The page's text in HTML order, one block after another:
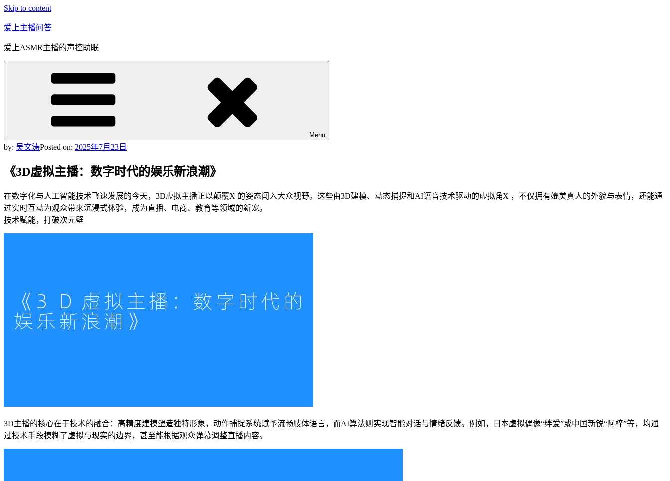
Skip to content
爱上主播问答
爱上ASMR主播的声控助眠
Menu
by: 吴文涛Posted on: 2025年7月23日
《3D虚拟主播：数字时代的娱乐新浪潮》
在数字化与人工智能技术飞速发展的今天，3D虚拟主播正以颠覆X 的姿态闯入大众视野。这些由3D建模、动态捕捉和AI语音技术驱动的虚拟角X ，不仅拥有媲美真人的外貌与表情，还能通
过实时互动为观众带来沉浸式体验，成为直播、电商、教育等领域的新宠。
技术赋能，打破次元壁
3D主播的核心在于技术的融合：高精度建模塑造独特形象，动作捕捉系统赋予流畅肢体语言，而AI算法则实现智能对话与情绪反馈。例如，日本虚拟偶像“绊爱”或中国新锐“阿梓”等，均通
过技术手段模糊了虚拟与现实的边界，甚至能根据观众弹幕调整直播内容。